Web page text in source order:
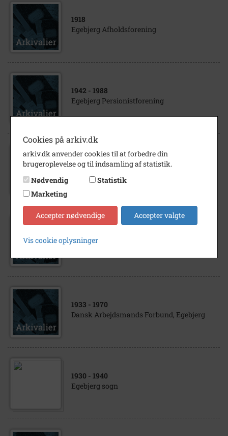
1918
Egebjerg Afholdsforening
1942 - 1988
Egebjerg Persionistforening
1880- 2003
1895- 1975
Egebjerg kommunes Brandvæsen - Div.
1933 - 1970
Dansk Arbejdsmands Forbund, Egebjerg
1930 - 1940
Egebjerg sogn
Cookies på arkiv.dk
arkiv.dk anvender cookies til at forbedre din
brugeroplevelse og til indsamling af statistik.
Nødvendig
Statistik
Marketing
Accepter nødvendige Accepter valgte
Vis cookie oplysninger